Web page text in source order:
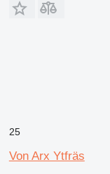
25
Von Arx Ytfräs